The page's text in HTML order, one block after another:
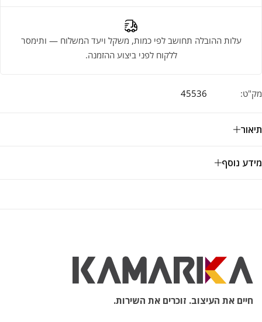
עלות ההובלה תחושב לפי כמות, משקל ויעד המשלוח — ותימסר
ללקוח לפני ביצוע ההזמנה.
מק"ט: 45536
תיאור
מידע נוסף
חיים את העיצוב. זוכרים את השירות.